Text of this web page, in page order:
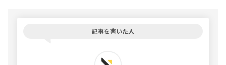
記事を書いた人